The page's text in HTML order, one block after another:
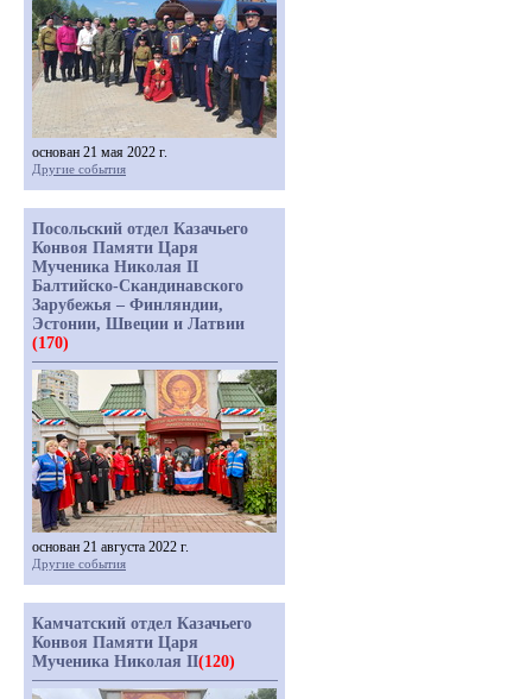
основан 21 мая 2022 г.
Другие события
Посольский отдел Казачьего
Конвоя Памяти Царя
Мученика Николая II
Балтийско-Скандинавского
Зарубежья – Финляндии,
Эстонии, Швеции и Латвии
(170)
основан 21 августа 2022 г.
Другие события
Камчатский отдел Казачьего
Конвоя Памяти Царя
Мученика Николая II(120)